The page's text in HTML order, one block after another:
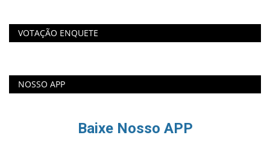
VOTAÇÃO ENQUETE
NOSSO APP
Baixe Nosso APP